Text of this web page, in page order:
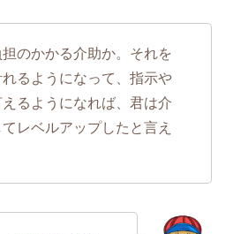
のかかる介助か。それを
るようになって、指示や
るようになれば、君は介
レベルアップしたと言え